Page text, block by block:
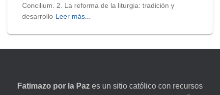
Concilium. 2. La reforma de la liturgia: tradición y
desarrollo Leer más...
Fatimazo por la Paz es un sitio católico con recursos